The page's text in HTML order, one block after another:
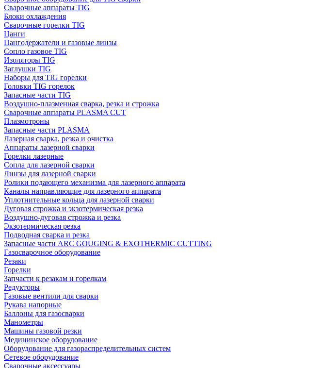
Сварочные аппараты TIG
Блоки охлаждения
Сварочные горелки TIG
Цанги
Цангодержатели и газовые линзы
Сопло газовое TIG
Изоляторы TIG
Заглушки TIG
Наборы для TIG горелки
Головки TIG горелок
Запасные части TIG
Воздушно-плазменная сварка, резка и строжка
Сварочные аппараты PLASMA CUT
Плазмотроны
Запасные части PLASMA
Лазерная сварка, резка и очистка
Аппараты лазерной сварки
Горелки лазерные
Сопла для лазерной сварки
Линзы для лазерной сварки
Ролики подающего механизма для лазерного аппарата
Каналы направляющие для лазерного аппарата
Уплотнительные кольца для лазерной сварки
Дуговая строжка и экзотермическая резка
Воздушно-дуговая строжка и резка
Экзотермическая резка
Подводная сварка и резка
Запасные части ARC GOUGING & EXOTHERMIC CUTTING
Газосварочное оборудование
Резаки
Горелки
Запчасти к резакам и горелкам
Редукторы
Газовые вентили для сварки
Рукава напорные
Баллоны для газосварки
Манометры
Машины газовой резки
Медицинское оборудование
Оборудование для газораспределительных систем
Сетевое оборудование
Сварочные аксессуары